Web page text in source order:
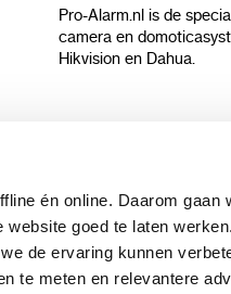
én online. Daarom gaan
goed te laten
de ervaring kunnen
te meten en relevantere
Pro-Alarm.nl is de
camera en
Hikvision en Dahua.
Algemene voorwaarden
Privacyverklaring
Blog